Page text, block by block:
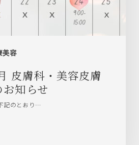
美容
皮膚科・美容皮膚
知らせ
記のとおり…